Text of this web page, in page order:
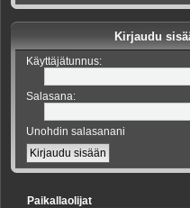
Kirjaudu
Käyttäjätunnus:
Salasana:
Unohdin salasanani
Paikallaolijat